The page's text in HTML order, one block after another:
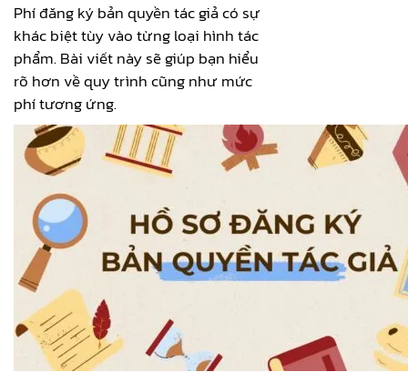
Phí đăng ký bản quyền tác giả có sự
khác biệt tùy vào từng loại hình tác
phẩm. Bài viết này sẽ giúp bạn hiểu
rõ hơn về quy trình cũng như mức
phí tương ứng.